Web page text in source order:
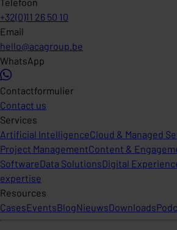
Telefoon
+32(0)11 26 50 10
Email
hello@acagroup.be
WhatsApp
Contactformulier
Contact us
Services
Artificial IntelligenceCloud & Managed
Project ManagementContent &
SoftwareData SolutionsDigital
expertise
Resources
CasesEventsBlogNieuwsDownloads